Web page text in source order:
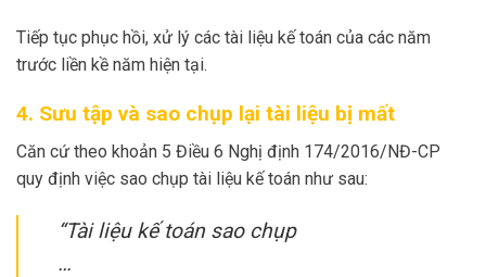
Tiếp tục phục hồi, xử lý các tài liệu kế toán của các năm
trước liền kề năm hiện tại.
4. Sưu tập và sao chụp lại tài liệu bị mất
Căn cứ theo khoản 5 Điều 6 Nghị định 174/2016/NĐ-CP
quy định việc sao chụp tài liệu kế toán như sau:
“Tài liệu kế toán sao chụp
…